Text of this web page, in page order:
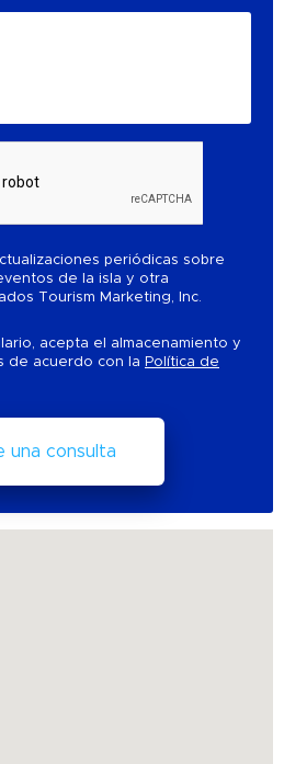
periódicas sobre
de la isla y otra
Tourism Marketing, Inc.
acepta el almacenamiento y
de acuerdo con la Política de